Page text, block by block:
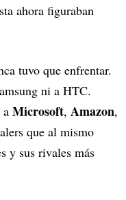
ahora figuraban
tuvo que enfrentar.
ni a HTC.
Microsoft, Amazon,
que al mismo
y sus rivales más